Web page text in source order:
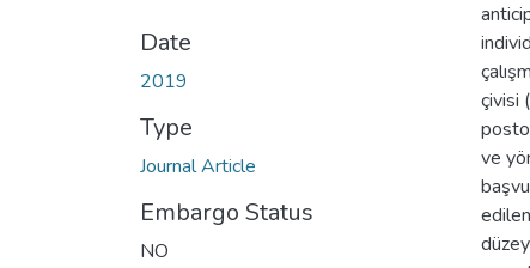
Date
2019
Type
Journal Article
Embargo Status
NO
çivisi
ve